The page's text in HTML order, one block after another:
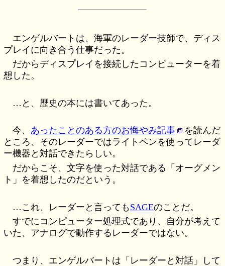
エンゲルバートは、海軍のレーダー技師で、ディス
プレイに向き合う仕事だった。
だからディスプレイを接続したコンピューターを着
想した。
…と、歴史の本には書いてあった。
今、 あったことのある方のお悔やみ記事
を読んだ
ところ、そのレーダーではライトペンを使ってレーダ
ー機器と対話できたらしい。
だからこそ、文字を使った対話である「オーグメン
ト」を着想したのだという。
…これ、レーダーと言ってもSAGEのことだ。
すでにコンピューター処理式であり、自分が考えて
いた、アナログで動作するレーダーではない。
つまり、エンゲルバートは「レーダーと対話」して